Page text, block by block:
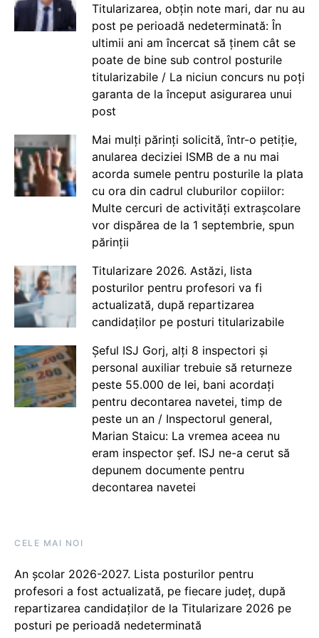
Titularizarea, obțin note mari, dar nu au
post pe perioadă nedeterminată: În
ultimii ani am încercat să ținem cât se
poate de bine sub control posturile
titularizabile / La niciun concurs nu poți
garanta de la început asigurarea unui
post
Mai mulți părinți solicită, într-o petiție,
anularea deciziei ISMB de a nu mai
acorda sumele pentru posturile la plata
cu ora din cadrul cluburilor copiilor:
Multe cercuri de activități extrașcolare
vor dispărea de la 1 septembrie, spun
părinții
Titularizare 2026. Astăzi, lista
posturilor pentru profesori va fi
actualizată, după repartizarea
candidaților pe posturi titularizabile
Șeful ISJ Gorj, alți 8 inspectori și
personal auxiliar trebuie să returneze
peste 55.000 de lei, bani acordați
pentru decontarea navetei, timp de
peste un an / Inspectorul general,
Marian Staicu: La vremea aceea nu
eram inspector șef. ISJ ne-a cerut să
depunem documente pentru
decontarea navetei
CELE MAI NOI
An școlar 2026-2027. Lista posturilor pentru
profesori a fost actualizată, pe fiecare județ, după
repartizarea candidaților de la Titularizare 2026 pe
posturi pe perioadă nedeterminată